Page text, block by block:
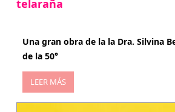
telaraña
Una gran obra de la la Dra. Silvina
de la 50°
LEER MÁS